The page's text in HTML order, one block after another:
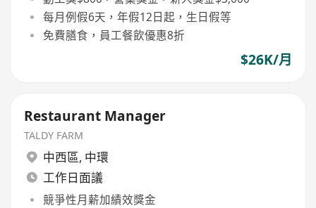
每月例假6天，年假12日起，生日假等
免費膳食，員工餐飲優惠8折
$26K/月
Restaurant Manager
TALDY FARM
中西區, 中環
工作日面議
競爭性月薪加績效獎金